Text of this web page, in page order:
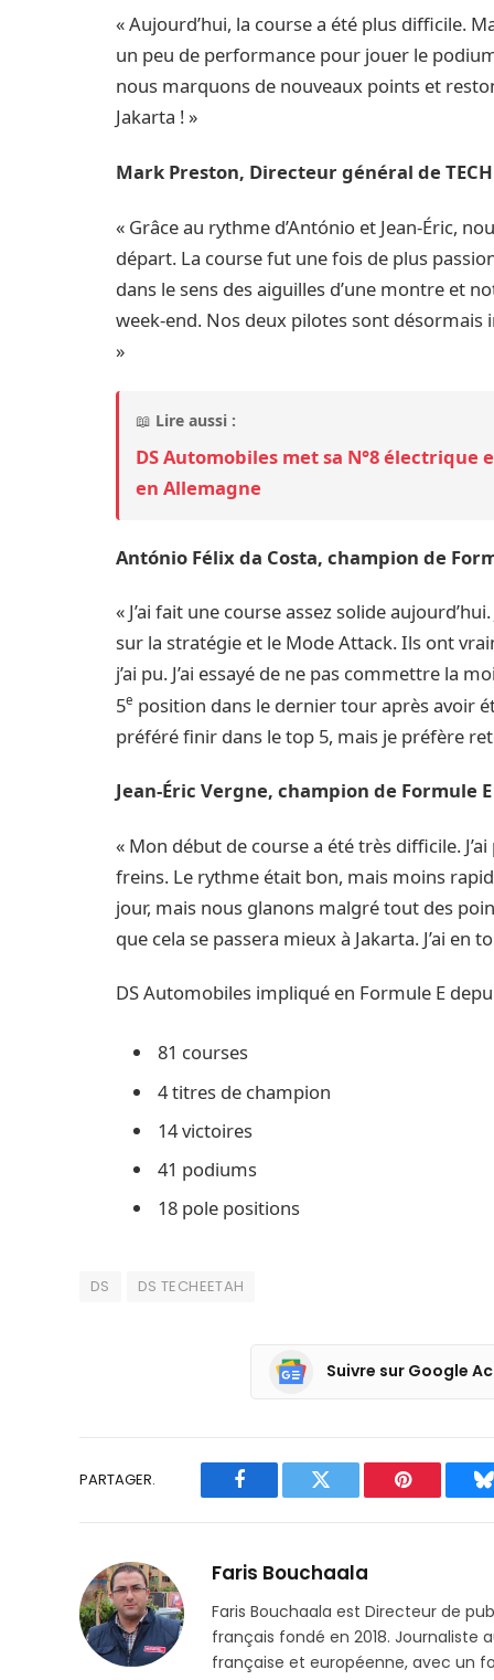
« Aujourd’hui, la course a été plus difficile.
un peu de performance pour jouer le
nous marquons de nouveaux points et
Jakarta ! »
Mark Preston, Directeur général de
« Grâce au rythme d’António et Jean-Éric,
départ. La course fut une fois de plus
dans le sens des aiguilles d’une montre et
week-end. Nos deux pilotes sont désormais
»
📖 Lire aussi :
DS Automobiles met sa N°8
en Allemagne
António Félix da Costa, champion de
« J’ai fait une course assez solide
sur la stratégie et le Mode Attack. Ils ont
j’ai pu. J’ai essayé de ne pas commettre la
5e position dans le dernier tour après avoir
préféré finir dans le top 5, mais je préfère
Jean-Éric Vergne, champion de Formule E
« Mon début de course a été très difficile.
freins. Le rythme était bon, mais moins
jour, mais nous glanons malgré tout des
que cela se passera mieux à Jakarta. J’ai en
DS Automobiles impliqué en Formule E
81 courses
4 titres de champion
14 victoires
41 podiums
18 pole positions
DS DS TECHEETAH
Suivre sur Google
PARTAGER.
Facebook Twitter Pinterest
Faris Bouchaala
Faris Bouchaala est Directeur de
français fondé en 2018. Journaliste
française et européenne, avec un